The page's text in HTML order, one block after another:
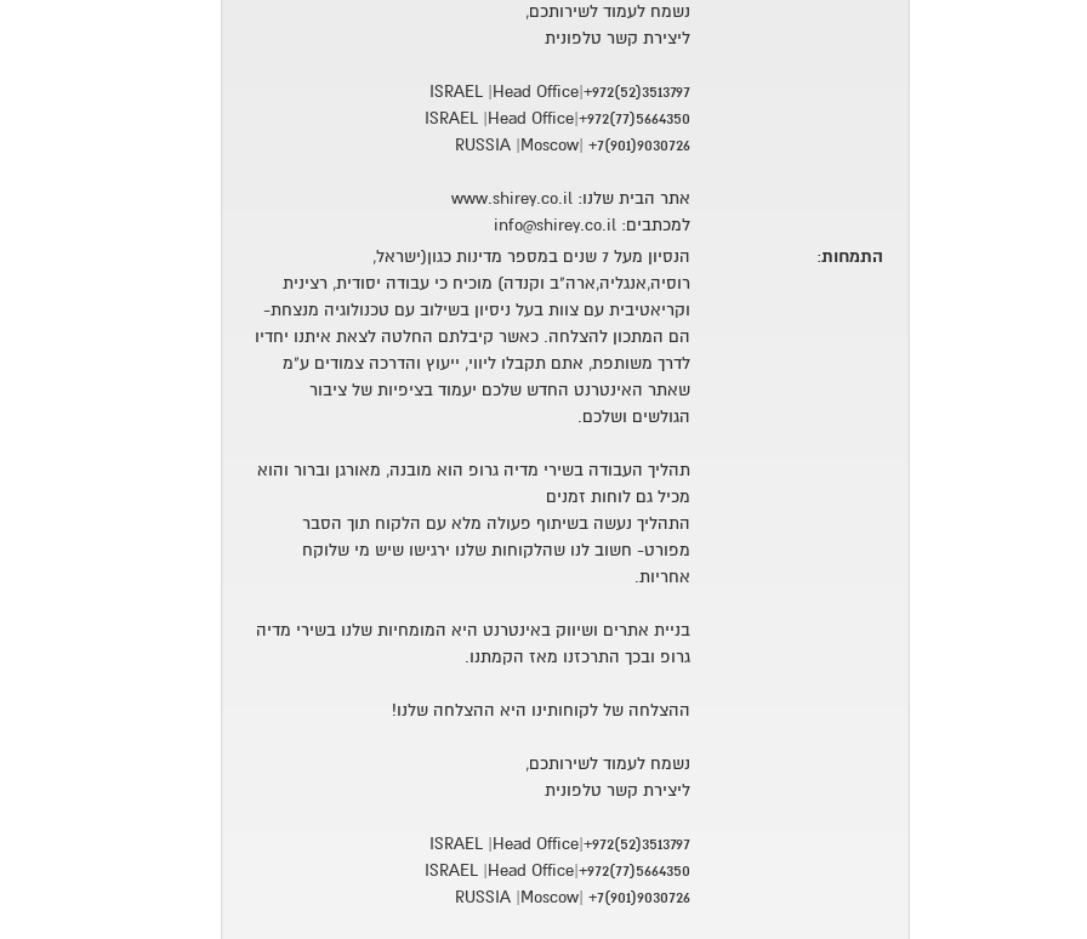
נשמח לעמוד לשירותכם,
ליצירת קשר טלפונית
ISRAEL |Head Office|+972(52)3513797
ISRAEL |Head Office|+972(77)5664350
RUSSIA |Moscow| +7(901)9030726
אתר הבית שלנו: www.shirey.co.il
למכתבים: info@shirey.co.il
התמחות:
הנסיון מעל 7 שנים במספר מדינות כגון(ישראל,
רוסיה,אנגליה,ארה"ב וקנדה) מוכיח כי עבודה יסודית, רצינית
וקריאטיבית עם צוות בעל ניסיון בשילוב עם טכנולוגיה מנצחת-
הם המתכון להצלחה. כאשר קיבלתם החלטה לצאת איתנו יחדיו
לדרך משותפת, אתם תקבלו ליווי, ייעוץ והדרכה צמודים ע"מ
שאתר האינטרנט החדש שלכם יעמוד בציפיות של ציבור
הגולשים ושלכם.
תהליך העבודה בשירי מדיה גרופ הוא מובנה, מאורגן וברור והוא
מכיל גם לוחות זמנים
התהליך נעשה בשיתוף פעולה מלא עם הלקוח תוך הסבר
מפורט- חשוב לנו שהלקוחות שלנו ירגישו שיש מי שלוקח
אחריות.
בניית אתרים ושיווק באינטרנט היא המומחיות שלנו בשירי מדיה
גרופ ובכך התרכזנו מאז הקמתנו.
ההצלחה של לקוחותינו היא ההצלחה שלנו!
נשמח לעמוד לשירותכם,
ליצירת קשר טלפונית
ISRAEL |Head Office|+972(52)3513797
ISRAEL |Head Office|+972(77)5664350
RUSSIA |Moscow| +7(901)9030726